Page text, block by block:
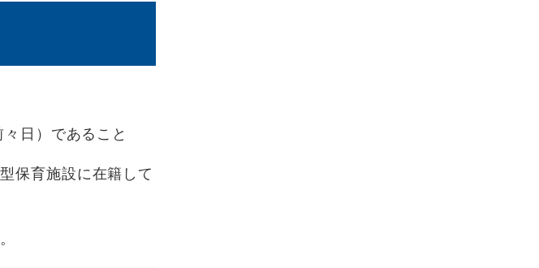
日）であること
保育施設に在籍して